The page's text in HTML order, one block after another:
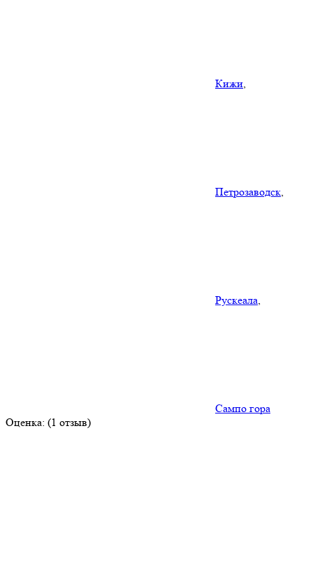
Кижи,
Петрозаводск,
Рускеала,
Сампо гора
Оценка: (1 отзыв)